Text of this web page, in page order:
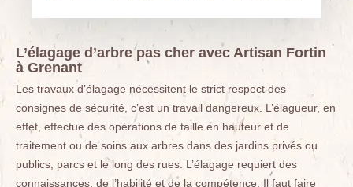
L’élagage d’arbre pas cher avec Artisan Fortin
à Grenant
Les travaux d’élagage nécessitent le strict respect des
consignes de sécurité, c’est un travail dangereux. L’élagueur, en
effet, effectue des opérations de taille en hauteur et de
traitement ou de soins aux arbres dans des jardins privés ou
publics, parcs et le long des rues. L’élagage requiert des
connaissances, de l’habilité et de la compétence. Il faut faire